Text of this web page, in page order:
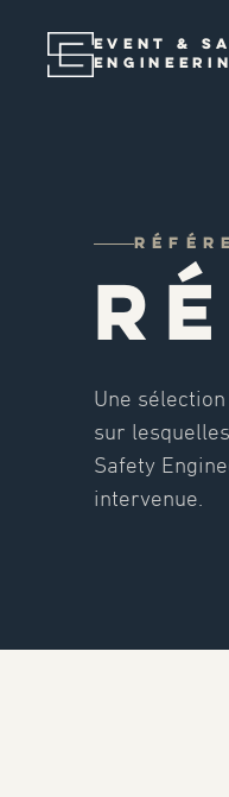
EVENT &
Une
sur
Safety
intervenue.